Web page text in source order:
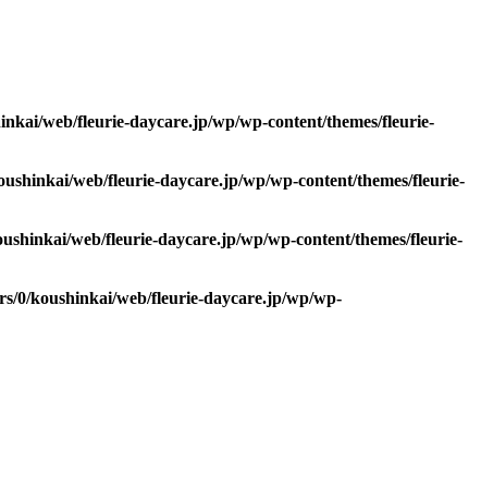
web/fleurie-daycare.jp/wp/wp-content/themes/fleurie-
web/fleurie-daycare.jp/wp/wp-content/themes/fleurie-
web/fleurie-daycare.jp/wp/wp-content/themes/fleurie-
0/koushinkai/web/fleurie-daycare.jp/wp/wp-